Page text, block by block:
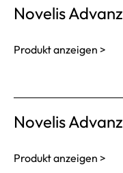
Novelis Advanz
Produkt anzeigen >
Novelis Advanz
Produkt anzeigen >